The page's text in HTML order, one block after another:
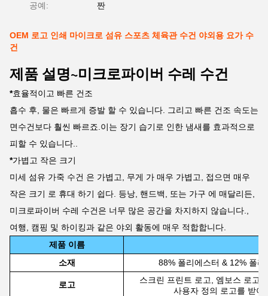
공예: 짠
OEM 로고 인쇄 마이크로 섬유 스포츠 체육관 수건 야외용 요가 수
건
제품 설명~미크로파이버 수레 수건
*효율적이고 빠른 건조
흡수 후, 물은 빠르게 증발 할 수 있습니다. 그리고 빠른 건조 속도는
면수건보다 훨씬 빠르죠.이는 장기 습기로 인한 냄새를 효과적으로
피할 수 있습니다..
*가볍고 작은 크기
미세 섬유 가죽 수건 은 가볍고, 무게 가 매우 가볍고, 접으면 매우
작은 크기 로 휴대 하기 쉽다. 등낭, 핸드백, 또는 가구 에 매달리든,
미크로파이버 수레 수건은 너무 많은 공간을 차지하지 않습니다.,
여행, 캠핑 및 하이킹과 같은 야외 활동에 매우 적합합니다.
제품 이름
소재
88% 폴리에스터 & 12% 폴리
로고
스크린 프린트 로고, 엠보스 로고,
사용자 정의 로고를 받아